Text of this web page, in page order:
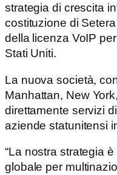
strategia di crescita
costituzione di
della licenza VoIP
Stati Uniti.
La nuova società,
Manhattan, New
direttamente servizi
aziende statunitensi
“La nostra strategia
globale per